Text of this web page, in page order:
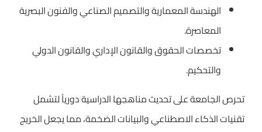
الهندسة المعمارية والتصميم الصناعي والفنون البصرية
المعاصرة.
تخصصات الحقوق والقانون الإداري والقانون الدولي
والتحكيم.
تحرص الجامعة على تحديث مناهجها الدراسية دورياً لتشمل
تقنيات الذكاء الاصطناعي والبيانات الضخمة، مما يجعل الخريج